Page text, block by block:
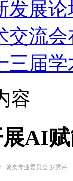
发展
交流
三届
容
AI
薯类专业委员会 罗秀芹